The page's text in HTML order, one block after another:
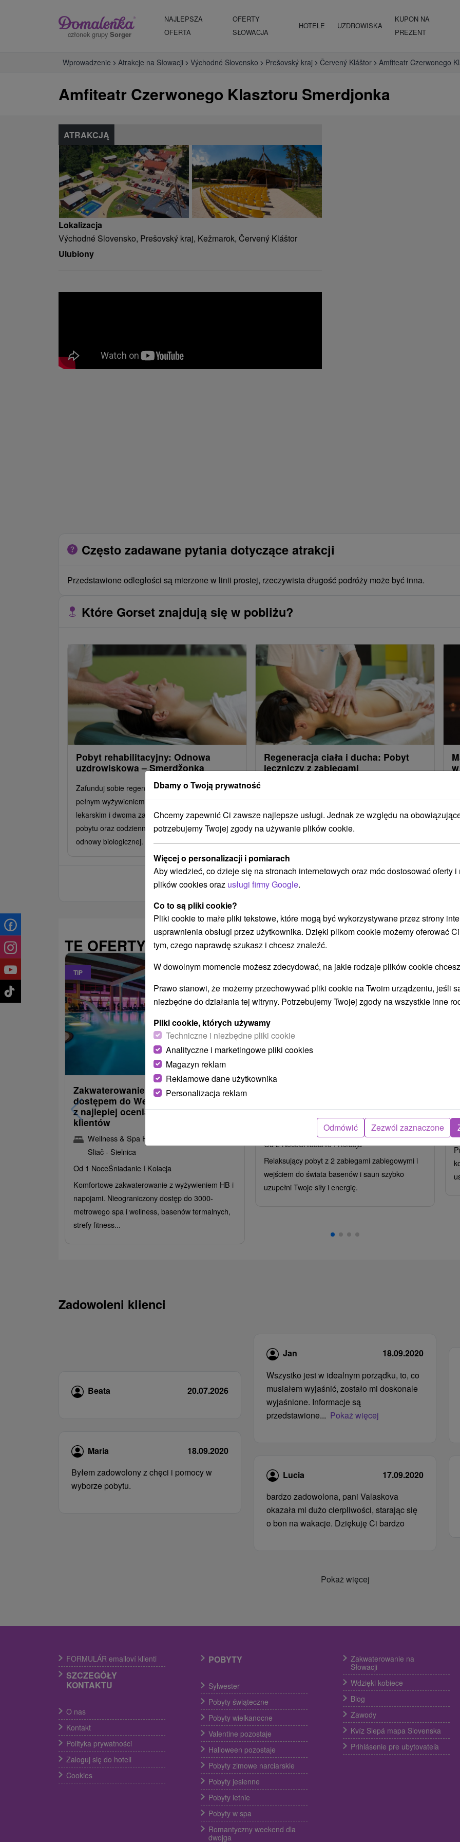
członek grupy Sorger
NAJLEPSZA
OFERTA
OFERTY
SŁOWACJA
HOTELE UZDROWISKA
KUPON NA
PREZENT
Wprowadzenie Atrakcje na Słowacji Východné Slovensko Prešovský kraj Červený Kláštor Amfiteatr Czerwonego
Amfiteatr Czerwonego Klasztoru Smerdjonka
ATRAKCJĄ
Lokalizacja
Východné Slovensko, Prešovský kraj, Kežmarok, Červený Kláštor
Ulubiony
Często zadawane pytania dotyczące atrakcji
Przedstawione odległości są mierzone w linii prostej, rzeczywista długość podróży może być inna.
Które Gorset znajdują się w pobliżu?
Pobyt rehabilitacyjny: Odnowa
uzdrowiskowa – Smerdžonka
Zafunduj sobie regenerujący pobyt w spa z
pełnym wyżywieniem, wstępnym badaniem
lekarskim i dwoma zabiegami na każdą noc
pobytu oraz codziennym dostępem do centrum
odnowy biologicznej.
Regeneracja ciała i ducha: Pobyt
leczniczy z zabiegami
wyżywieniem, codziennymi zabiegami i dostępem
do centrum odnowy biologicznej.
TE OFERTY MOGĄ PAŃSTWO BYĆ TAKŻE
TIP
od486,09zł
/noc/osoba
Zakwaterowanie z obiadokolacją i
dostępem do Wellness i Spa: Jeden
z najlepiej ocenianych hoteli przez
klientów
Wellness & Spa Hotel Kaskady
Sliač - Sielnica
Od 1 NoceŚniadanie I Kolacja
Komfortowe zakwaterowanie z wyżywieniem HB i
napojami. Nieograniczony dostęp do 3000-
metrowego spa i wellness, basenów termalnych,
strefy fitness...
stresu
★★Trenczańskie Teplice
Od 2 NoceŚniadanie I Kolacja
Relaksujący pobyt z 2 zabiegami zabiegowymi i
wejściem do świata basenów i saun szybko
uzupełni Twoje siły i energię.
Zadowoleni klienci
Beata 20.07.2026
Maria
18.09.2020
Byłem zadowolony z chęci i pomocy w
wyborze pobytu.
Jan
18.09.2020
Wszystko jest w idealnym porządku, to, co
musiałem wyjaśnić, zostało mi doskonale
wyjaśnione. Informacje są
przedstawione... Pokaż więcej
Lucia
17.09.2020
bardzo zadowolona, ​​pani Valaskova
okazała mi dużo cierpliwości, starając się
o bon na wakacje. Dziękuję Ci bardzo
Pokaż więcej
FORMULÁR emailoví klienti
SZCZEGÓŁY
KONTAKTU
O nas
Kontakt
Polityka prywatności
Zaloguj się do hoteli
Cookies
POBYTY
Sylwester
Pobyty świąteczne
Pobyty wielkanocne
Valentine pozostaje
Halloween pozostaje
Pobyty zimowe narciarskie
Pobyty jesienne
Pobyty letnie
Pobyty w spa
Romantyczny weekend dla
dwojga
Zakwaterowanie na
Słowacji
Wdzięki kobiece
Blog
Zawody
Kvíz Slepá mapa Slovenska
Prihlásenie pre ubytovateľa
Dbamy o Twoją prywatność
Chcemy zapewnić Ci zawsze najlepsze usługi. Jednak ze względu na
potrzebujemy Twojej zgody na używanie plików cookie.
Więcej o personalizacji i pomiarach
Aby wiedzieć, co dzieje się na stronach internetowych oraz móc dostosować oferty i
plików cookies oraz usługi firmy Google.
Co to są pliki cookie?
Pliki cookie to małe pliki tekstowe, które mogą być wykorzystywane przez strony
usprawnienia obsługi przez użytkownika. Dzięki plikom cookie możemy oferować
tym, czego naprawdę szukasz i chcesz znaleźć.
W dowolnym momencie możesz zdecydować, na jakie rodzaje plików cookie
Prawo stanowi, że możemy przechowywać pliki cookie na Twoim urządzeniu, jeśli
niezbędne do działania tej witryny. Potrzebujemy Twojej zgody na wszystkie inne
Pliki cookie, których używamy
Techniczne i niezbędne pliki cookie
Analityczne i marketingowe pliki cookies
Magazyn reklam
Reklamowe dane użytkownika
Personalizacja reklam
Odmówić Zezwól zaznaczone